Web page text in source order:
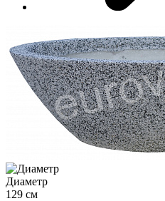
Диаметр
129 см